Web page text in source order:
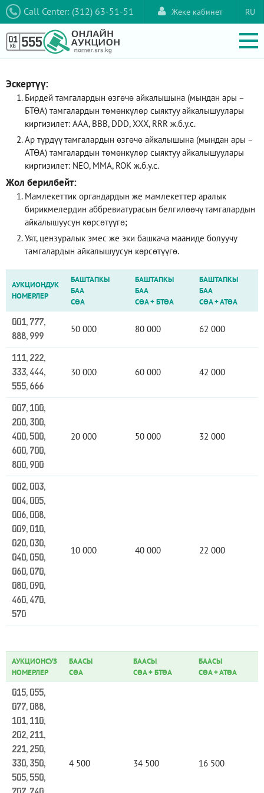
Call Center: (312) 63-51-51 RU
Жеке кабинет
Эскертүү:
Бирдей тамгалардын өзгөчө айкалышына (мындан ары –
БТӨА) тамгалардын төмөнкүлөр сыяктуу айкалышуулары
киргизилет: AAA, ВВВ, DDD, XXX, RRR ж.б.у.с.
Ар түрдүү тамгалардын өзгөчө айкалышына (мындан ары –
АТӨА) тамгалардын төмөнкүлөр сыяктуу айкалышуулары
киргизилет: NEO, ММА, ROK ж.б.у.с.
Жол берилбейт:
Мамлекеттик органдардын же мамлекеттер аралык
бирикмелердин аббревиатурасын белгилөөчү тамгалардын
айкалышуусун көрсөтүүгө;
Уят, цензуралык эмес же эки башкача мааниде болуучу
тамгалардын айкалышуусун көрсөтүүгө.
АУКЦИОНДУК
НОМЕРЛЕР
БАШТАПКЫ
БАА
СӨА
БАШТАПКЫ
БАА
СӨА+БТӨА
БАШТАПКЫ
БАА
СӨА+АТӨА
001, 777,
888, 999
50 000 80 000 62 000
111, 222,
333, 444,
555, 666
30 000 60 000 42 000
007, 100,
200, 300,
400, 500,
600, 700,
800, 900
20 000 50 000 32 000
002, 003,
004, 005,
006, 008,
009, 010,
020, 030,
040, 050,
060, 070,
080, 090,
460, 470,
570
10 000 40 000 22 000
АУКЦИОНСУЗ
НОМЕРЛЕР
БААСЫ
СӨА
БААСЫ
СӨА+БТӨА
БААСЫ
СӨА+АТӨА
015, 055,
077, 088,
101, 110,
202, 211,
221, 250,
330, 350,
505, 550,
4 500 34 500 16 500